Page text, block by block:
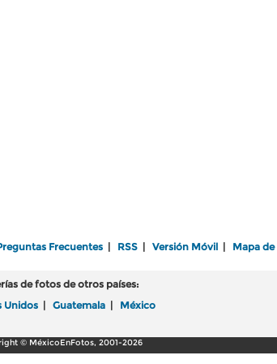
Frecuentes RSS Versión Móvil Mapa
de fotos de otros países:
Unidos
Guatemala México
© MéxicoEnFotos, 2001-2026